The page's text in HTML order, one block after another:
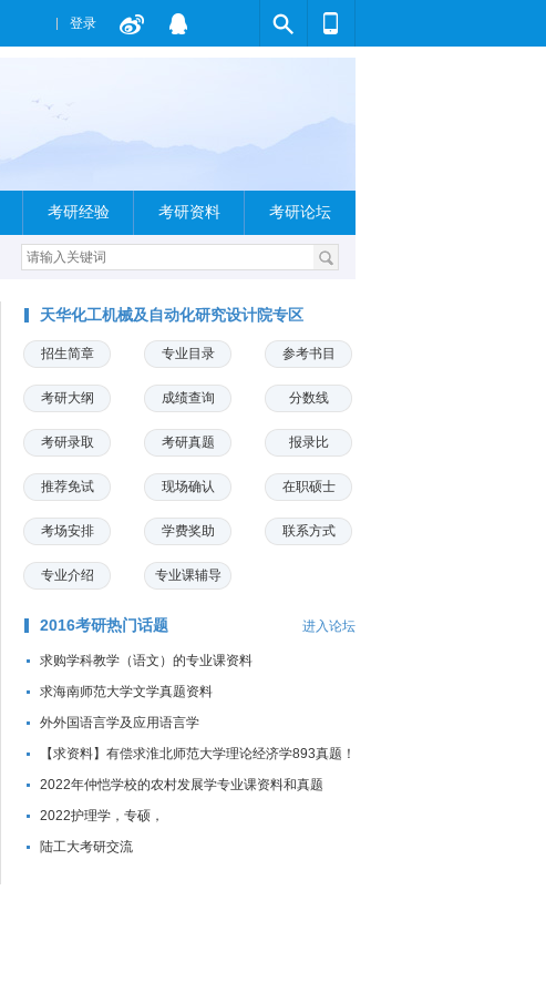
登录
考研经验 考研资料 考研论坛
天华化工机械及自动化研究设计院专区
招生简章 专业目录 参考书目
考研大纲 成绩查询 分数线
考研录取 考研真题 报录比
推荐免试 现场确认 在职硕士
考场安排 学费奖助 联系方式
专业介绍 专业课辅导
2016考研热门话题 进入论坛
求购学科教学（语文）的专业课资料
求海南师范大学文学真题资料
外外国语言学及应用语言学
【求资料】有偿求淮北师范大学理论经济学893真题！
2022年仲恺学校的农村发展学专业课资料和真题
2022护理学，专硕，
陆工大考研交流